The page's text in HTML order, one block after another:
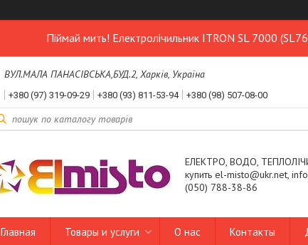
Піймай мить! Електролічильник ITRON SL 7000
ВУЛ.МАЛА ПАНАСІВСЬКА,БУД.2, Харків, Україна
+380 (97) 319-09-29 +380 (93) 811-53-94 +380 (98) 507-08-00
ЕЛЕКТРО, ВОДО,
купить el-misto@ukr.net,
(050) 788-38-86
Главная Товары и услуги О нас Контакты